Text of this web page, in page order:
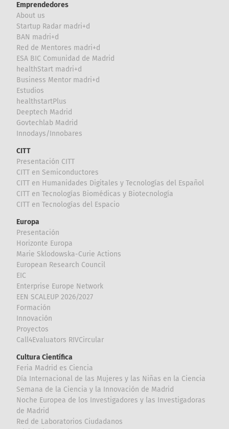
Emprendedores
About us
Startup Radar madri+d
BAN madri+d
Red de Mentores madri+d
ESA BIC Comunidad de Madrid
healthStart madri+d
Business Mentor madri+d
Estudios
healthstartPlus
Deeptech Madrid
Govtechlab Madrid
Innodays/Innobares
CITT
Presentación CITT
CITT en Semiconductores
CITT en Humanidades Digitales y Tecnologías del Español
CITT en Tecnologías Biomédicas y Biotecnología
CITT en Tecnologías del Espacio
Europa
Presentación
Horizonte Europa
Marie Sklodowska-Curie Actions
European Research Council
EIC
Enterprise Europe Network
EEN SCALEUP 2026/2027
Formación
Innovación
Proyectos
Call4Evaluators RIVCircular
Cultura Científica
Feria Madrid es Ciencia
Día Internacional de las Mujeres y las Niñas en la Ciencia
Semana de la Ciencia y la Innovación de Madrid
Noche Europea de los Investigadores y las Investigadoras
de Madrid
Red de Laboratorios Ciudadanos